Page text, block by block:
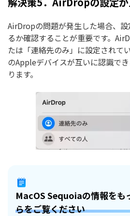
AirDropの問題が発生した場合、
るか確認することが重要です。
たは「連絡先のみ」に設定されて
のAppleデバイスが互いに認識で
ります。
MacOS Sequoiaの情報をも
らをご覧ください